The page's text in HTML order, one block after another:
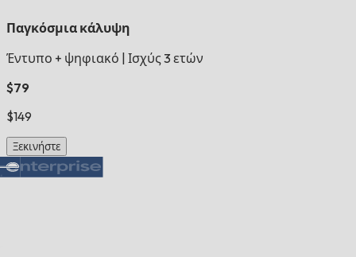
Παγκόσμια κάλυψη
Έντυπο + ψηφιακό Ισχύς 3 ετών
$79
$149
Ξεκινήστε